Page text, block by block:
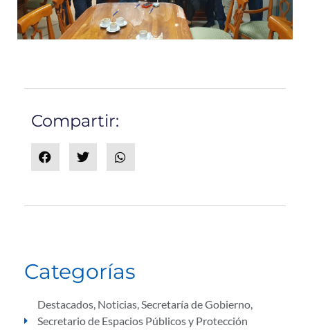
Compartir:
Categorías
Destacados, Noticias,Secretaría de Gobierno,
Secretario de Espacios Públicos y Protección